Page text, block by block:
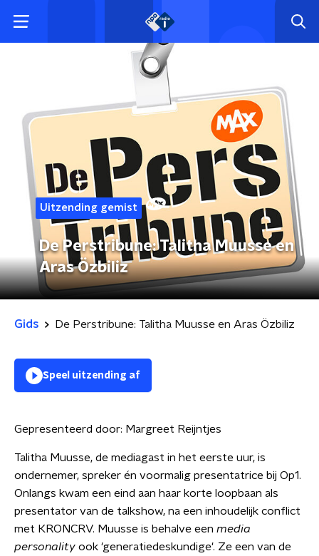
Uitzending gemist
De Perstribune: Talitha Muusse en
Aras Özbiliz
Gids De Perstribune: Talitha Muusse en Aras Özbiliz
Speel uitzending af
Gepresenteerd door: Margreet Reijntjes
Talitha Muusse, de mediagast in het eerste uur, is
ondernemer, spreker én voormalig presentatrice bij Op1.
Onlangs kwam een eind aan haar korte loopbaan als
presentator van de talkshow, na een inhoudelijk conflict
met KRONCRV. Muusse is behalve een media
personality ook 'generatiedeskundige'. Ze een van de